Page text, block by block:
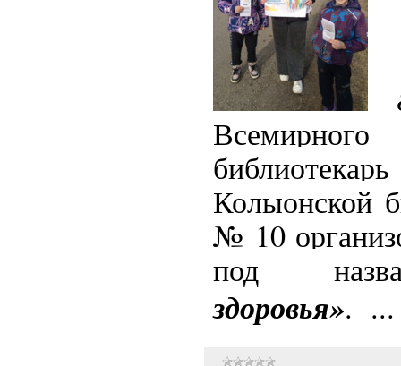
Колыонской
№ 10
под
здоровья».